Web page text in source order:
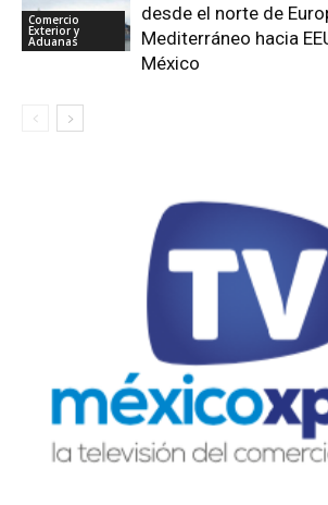
Comercio
Exterior y
Aduanas
desde el norte de
Mediterráneo hacia
México